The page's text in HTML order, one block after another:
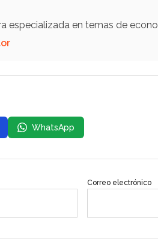
especializada en temas de
WhatsApp
Correo electrónico